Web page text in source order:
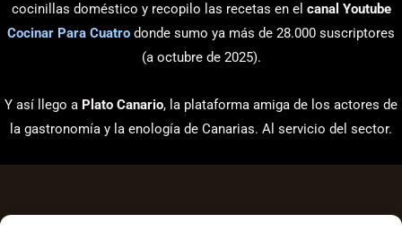
cocinillas doméstico y recopilo las recetas en el canal Youtube
Cocinar Para Cuatro donde sumo ya más de 28.000 suscriptores
(a octubre de 2025).
Y así llego a Plato Canario, la plataforma amiga de los actores de
la gastronomía y la enología de Canarias. Al servicio del sector.